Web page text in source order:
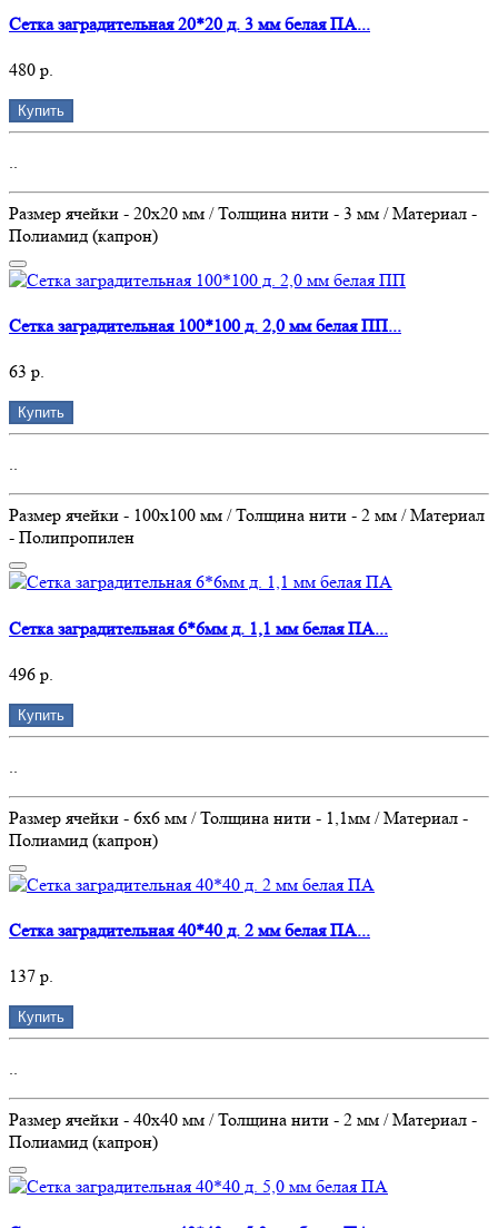
Сетка заградительная 20*20 д. 3 мм белая ПА...
480 р.
Купить
..
Размер ячейки - 20х20 мм / Толщина нити - 3 мм / Материал -
Полиамид (капрон)
Сетка заградительная 100*100 д. 2,0 мм белая ПП...
63 р.
Купить
..
Размер ячейки - 100х100 мм / Толщина нити - 2 мм / Материал
- Полипропилен
Сетка заградительная 6*6мм д. 1,1 мм белая ПА...
496 р.
Купить
..
Размер ячейки - 6х6 мм / Толщина нити - 1,1мм / Материал -
Полиамид (капрон)
Сетка заградительная 40*40 д. 2 мм белая ПА...
137 р.
Купить
..
Размер ячейки - 40х40 мм / Толщина нити - 2 мм / Материал -
Полиамид (капрон)